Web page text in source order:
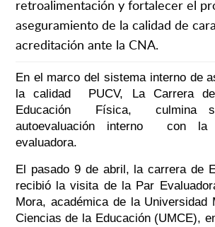
retroalimentación y fortalecer el
aseguramiento de la calidad de
acreditación ante la CNA.
En el marco del sistema interno de
la calidad PUCV, La Carrera
Educación Física, culmina
autoevaluación interno con
evaluadora.
El pasado 9 de abril, la carrera de
recibió la visita de la Par
Mora, académica de la Universidad
Ciencias de la Educación (UMCE),